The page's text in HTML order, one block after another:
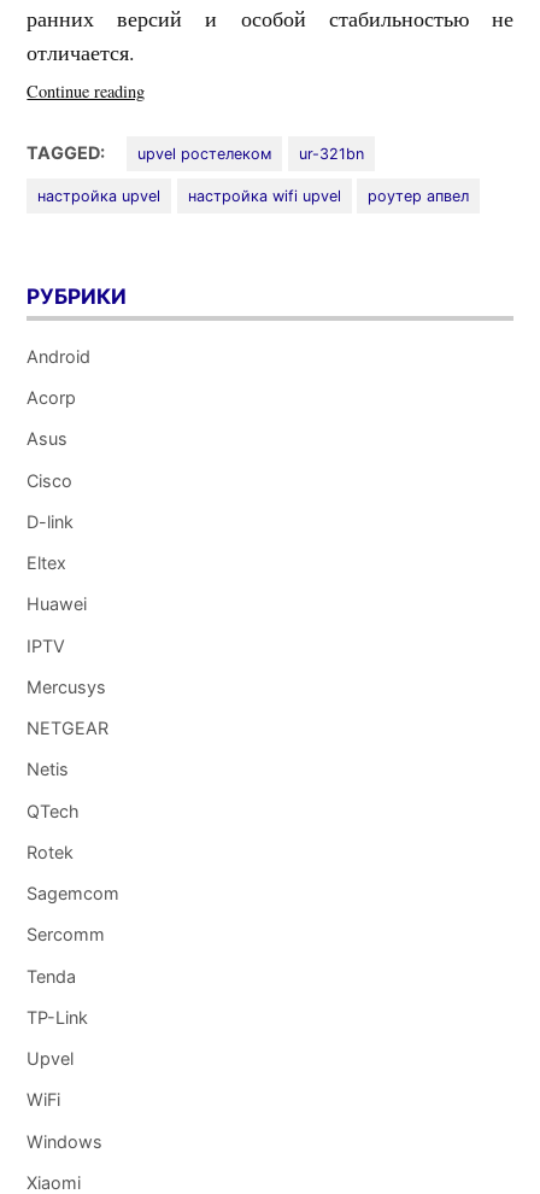
ранних версий и особой стабильностью не
отличается.
Continue reading«Как
роутер
UR-
TAGGED: upvel ростелеком ur-321bn
настройка upvel настройка wifi upvel роутер апвел
РУБРИКИ
Android
Acorp
Asus
Cisco
D-link
Eltex
Huawei
IPTV
Mercusys
NETGEAR
Netis
QTech
Rotek
Sagemcom
Sercomm
Tenda
TP-Link
Upvel
WiFi
Windows
Xiaomi